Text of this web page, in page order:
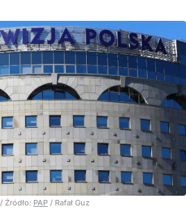
/ Źródło: PAP / Rafał Guz